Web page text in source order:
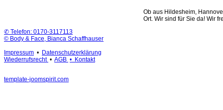
Ob aus Hildesheim,
Ort. Wir sind für Sie da! Wir
✆ Telefon: 0170-3117113
© Body & Face, Bianca Schaffhauser
Impressum • Datenschutzerklärung
Wiederrufsrecht • AGB • Kontakt
template-joomspirit.com